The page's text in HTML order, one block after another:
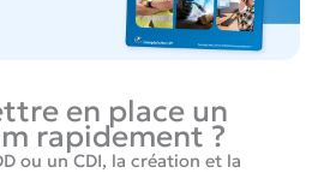
en place un
rapidement ?
ou un CDI, la création et la